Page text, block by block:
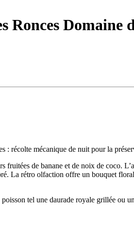
Ronces Domaine
: récolte mécanique de nuit pour la
de banane et de noix de coco.
La rétro olfaction offre un bouquet
tel une daurade royale grillée ou